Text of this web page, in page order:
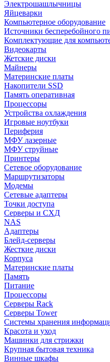
Электрошашлычницы
Яйцеварки
Компьютерное оборудование
Источники бесперебойного
Комплектующие для
Видеокарты
Жетские диски
Майнеры
Материнские платы
Накопители SSD
Память оперативная
Процессоры
Устройства охлаждения
Игровые ноутбуки
Периферия
МФУ лазерные
МФУ струйные
Принтеры
Сетевое оборудование
Маршрутизаторы
Модемы
Сетевые адаптеры
Точки доступа
Серверы и СХД
NAS
Адаптеры
Блейд-серверы
Жесткие диски
Корпуса
Материнские платы
Память
Питание
Процессоры
Серверы Rack
Серверы Tower
Системы хранения
Красота и уход
Машинки для стрижки
Крупная бытовая техника
Винные шкафы